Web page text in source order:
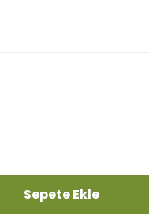
Sepete Ekle